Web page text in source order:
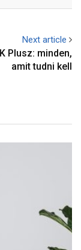
Next article
Plusz: minden,
amit tudni kell